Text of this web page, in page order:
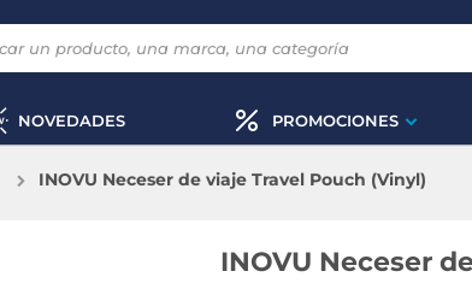
NOVEDADES PROMOCIONES
INOVU Neceser de viaje Travel Pouch (Vinyl)
INOVU Neceser